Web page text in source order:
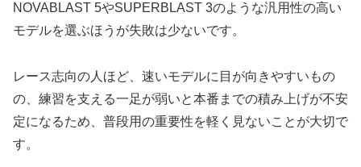
NOVABLAST 5やSUPERBLAST 3のような汎用性の高い
モデルを選ぶほうが失敗は少ないです。
レース志向の人ほど、速いモデルに目が向きやすいもの
の、練習を支える一足が弱いと本番までの積み上げが不安
定になるため、普段用の重要性を軽く見ないことが大切で
す。